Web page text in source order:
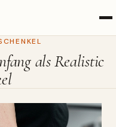
als Realistic